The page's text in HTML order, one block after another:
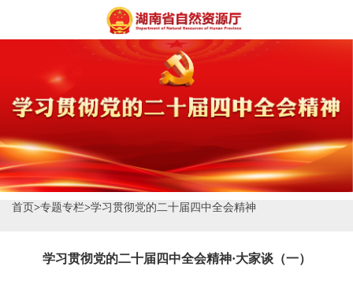
首页>专题专栏>学习贯彻党的二十届四中全会精神
学习贯彻党的二十届四中全会精神·大家谈（一）